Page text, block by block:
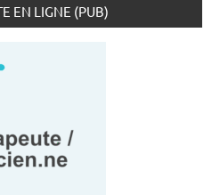
EN LIGNE (PUB)